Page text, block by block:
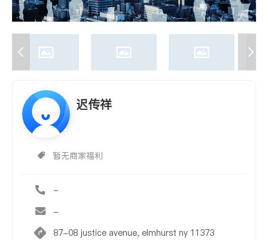
迟传祥
暂无商家福利
-
-
87-08 justice avenue, elmhurst ny 11373